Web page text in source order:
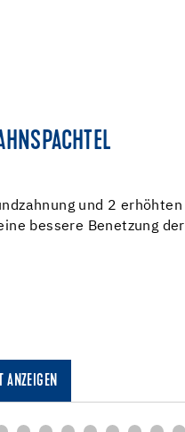
und 2 erhöhten
bessere Benetzung der
ANZEIGEN